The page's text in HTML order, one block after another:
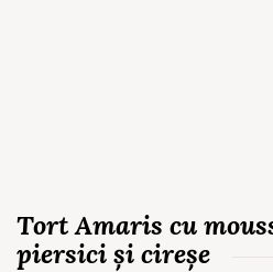
Tort Amaris cu
piersici și cireșe